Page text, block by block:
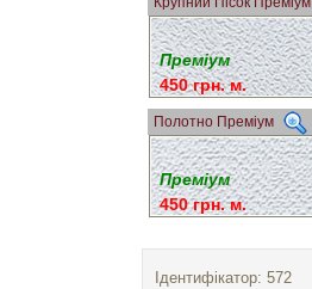
Преміум
450 грн. м.
Полотно Преміум
Преміум
450 грн. м.
Ідентифікатор: 572